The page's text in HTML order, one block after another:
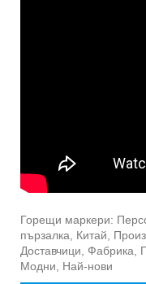
Горещи маркери:
пързалка, Китай,
Доставчици, Фабрика,
Модни, Най-нови